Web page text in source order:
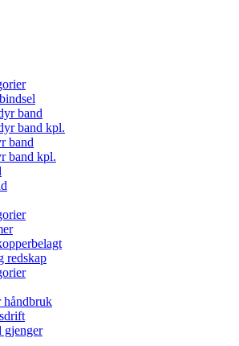
band
band kpl.
band
band kpl.
redskap
håndbruk
gjenger